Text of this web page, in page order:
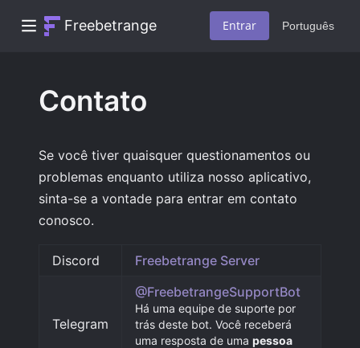
Freebetrange Entrar Português
Contato
Se você tiver quaisquer questionamentos ou
problemas enquanto utiliza nosso aplicativo,
sinta-se a vontade para entrar em contato
conosco.
Discord Freebetrange Server
Telegram
@FreebetrangeSupportBot
Há uma equipe de suporte por
trás deste bot. Você receberá
uma resposta de uma pessoa